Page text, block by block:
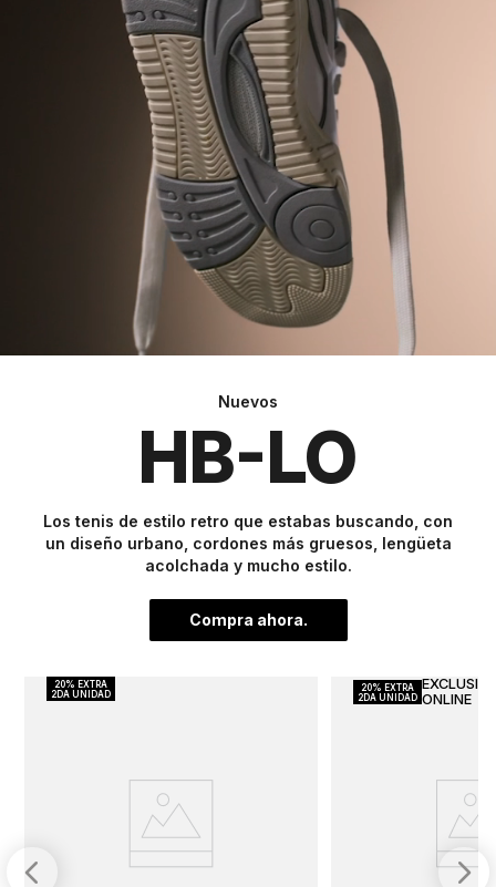
Nuevos
HB-LO
Los tenis de estilo retro que estabas buscando, con
un diseño urbano, cordones más gruesos, lengüeta
acolchada y mucho estilo.
Compra ahora.